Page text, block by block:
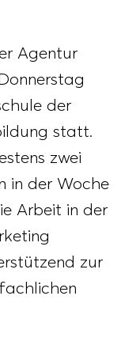
Agentur
der
statt.
zwei
in der Woche
Arbeit in der
zur